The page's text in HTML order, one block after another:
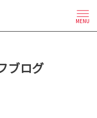
MENU
ブログ